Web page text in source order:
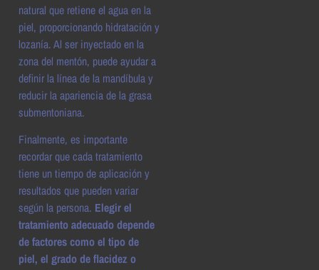
natural que retiene el agua en la
piel, proporcionando hidratación y
lozanía. Al ser inyectado en la
zona del mentón, puede ayudar a
definir la línea de la mandíbula y
reducir la apariencia de la grasa
submentoniana.
Finalmente, es importante
recordar que cada tratamiento
tiene un tiempo de aplicación y
resultados que pueden variar
según la persona. Elegir el
tratamiento adecuado depende
de factores como el tipo de
piel, el grado de flacidez o